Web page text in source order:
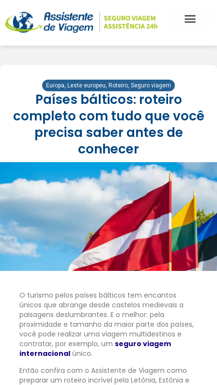
Europa, Leste europeu, Roteiro, Seguro viagem
Países bálticos: roteiro
completo com tudo que você
precisa saber antes de
conhecer
O turismo pelos países bálticos tem encantos
únicos que abrange desde castelos medievais a
paisagens deslumbrantes. E o melhor: pela
proximidade e tamanho da maior parte dos países,
você pode realizar uma viagem multidestinos e
contratar, por exemplo, um seguro viagem
internacional único.
Então confira com o Assistente de Viagem como
preparar um roteiro incrível pela Letônia, Estônia e